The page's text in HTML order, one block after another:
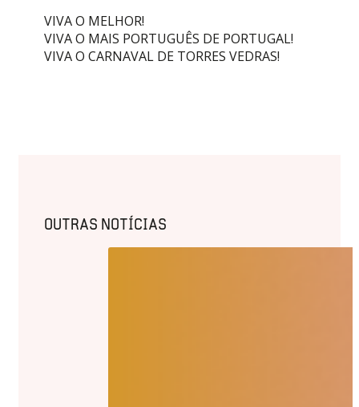
VIVA O MELHOR!
VIVA O MAIS PORTUGUÊS DE PORTUGAL!
VIVA O CARNAVAL DE TORRES VEDRAS!
OUTRAS NOTÍCIAS